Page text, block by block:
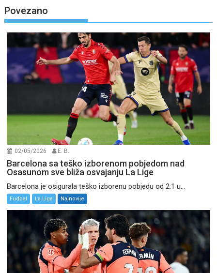
Povezano
02/05/2026 E. B.
Barcelona sa teško izborenom pobjedom nad
Osasunom sve bliža osvajanju La Lige
Barcelona je osigurala teško izborenu pobjedu od 2:1 u...
Fudbal La Liga Najnovije